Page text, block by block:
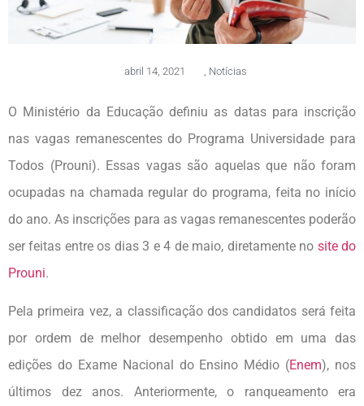
abril 14, 2021 Notícias
O Ministério da Educação definiu as datas para inscrição
nas vagas remanescentes do Programa Universidade para
Todos (Prouni). Essas vagas são aquelas que não foram
ocupadas na chamada regular do programa, feita no início
do ano. As inscrições para as vagas remanescentes poderão
ser feitas entre os dias 3 e 4 de maio, diretamente no site do
Prouni.
Pela primeira vez, a classificação dos candidatos será feita
por ordem de melhor desempenho obtido em uma das
edições do Exame Nacional do Ensino Médio (Enem), nos
últimos dez anos. Anteriormente, o ranqueamento era